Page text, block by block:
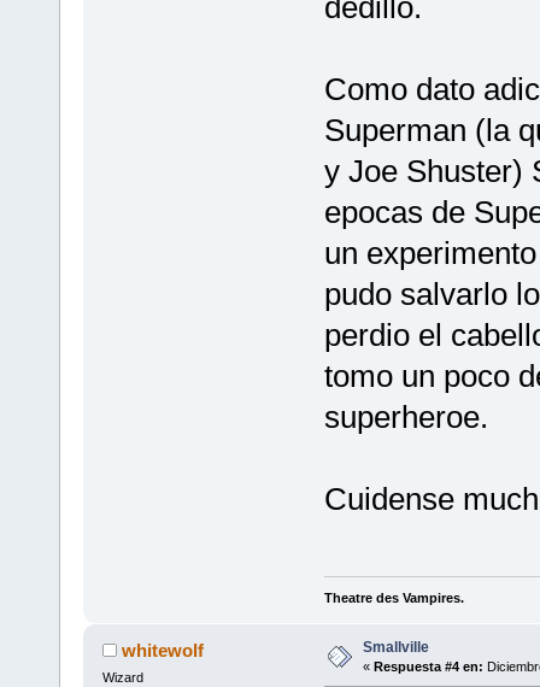
Como dato
Superman (la
y Joe Shuster)
epocas de
un
pudo salvarlo
perdio el
tomo un poco
superheroe.
Cuidense
Theatre des Vampires.
whitewolf
Wizard
Smallville
« Respuesta #4 en: